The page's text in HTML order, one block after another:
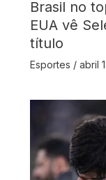
Brasil no
EUA vê
título
Esportes / abril